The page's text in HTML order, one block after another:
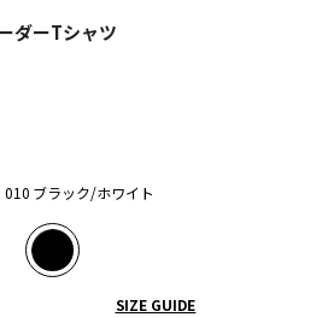
ダーTシャツ
010 ブラック/ホワイト
SIZE GUIDE